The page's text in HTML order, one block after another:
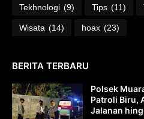
Tekhnologi (9) Tips (11)
Wisata (14) hoax (23)
BERITA TERBARU
Polsek
Patroli Biru,
Jalanan